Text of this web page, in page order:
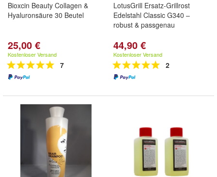
Bioxcin Beauty Collagen &
Hyaluronsäure 30 Beutel
25,00 €
Kostenloser Versand
7
LotusGrill Ersatz-Grillrost
Edelstahl Classic G340 –
robust & passgenau
44,90 €
Kostenloser Versand
2